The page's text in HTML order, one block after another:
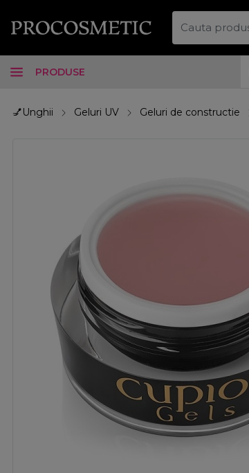
PRODUSE
💅Unghii Geluri UV Geluri de constructie